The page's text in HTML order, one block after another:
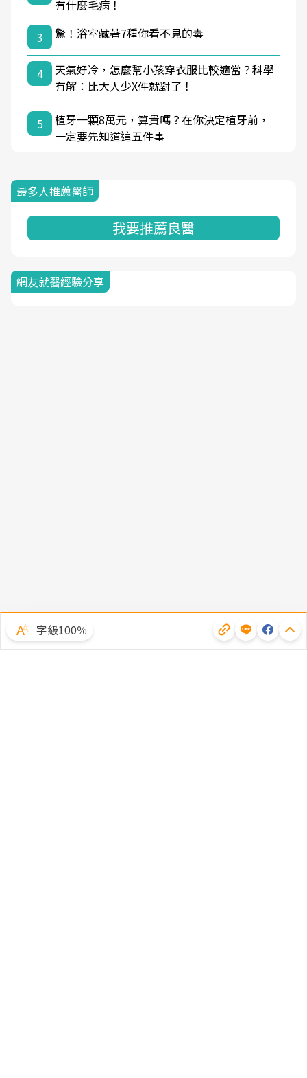
有什麼毛病！
3
驚！浴室藏著7種你看不見的毒
4
天氣好冷，怎麼幫小孩穿衣服比較適當？科學
有解：比大人少X件就對了！
5
植牙一顆8萬元，算貴嗎？在你決定植牙前，
一定要先知道這五件事
最多人推薦醫師
我要推薦良醫
網友就醫經驗分享
字級100％